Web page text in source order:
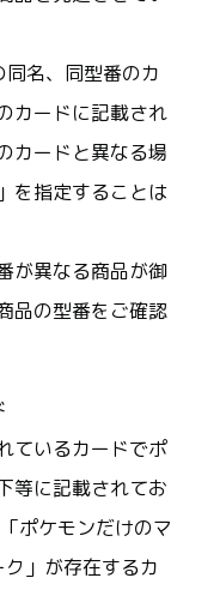
名、同型番のカ
カードに記載され
カードと異なる場
を指定することは
が異なる商品が御
品の型番をご確認
ているカードでポ
等に記載されてお
ポケモンだけのマ
」が存在するカ